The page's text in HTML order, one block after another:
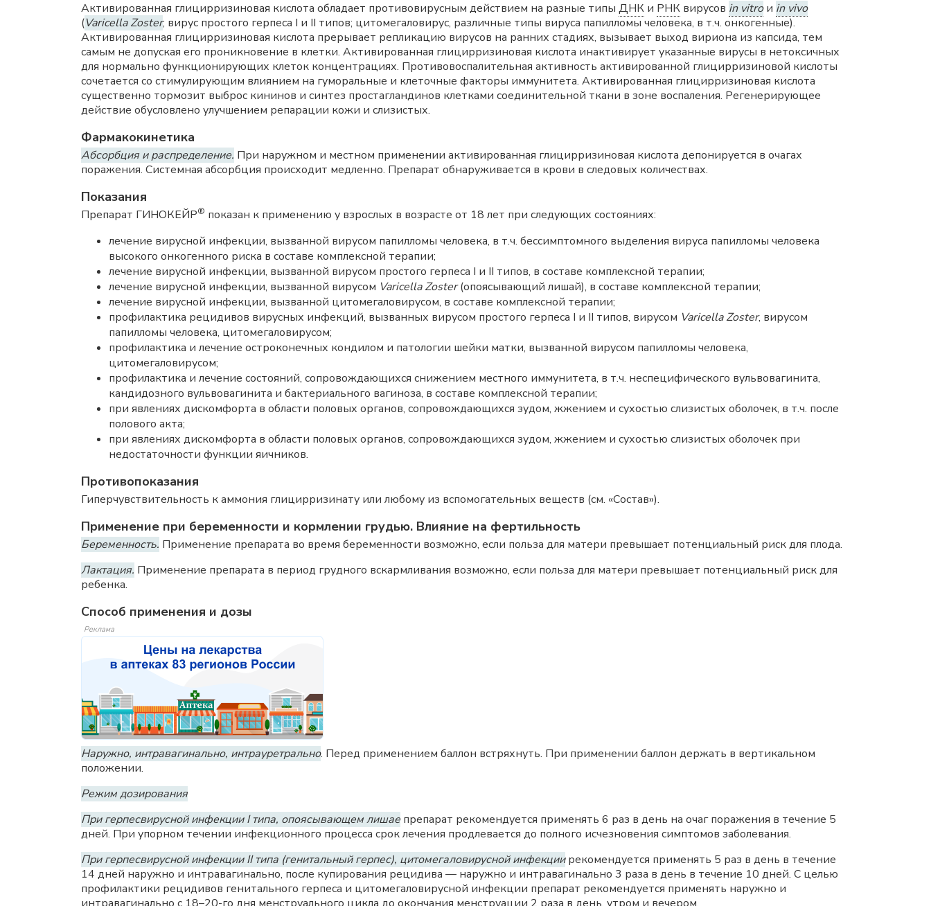
Активированная глицирризиновая кислота обладает противовирусным действием на разные типы ДНК и РНК вирусов in vitroи in vivo
(Varicella Zoster; вирус простого герпеса I и II типов; цитомегаловирус, различные типы вируса папилломы человека, в т.ч. онкогенные).
Активированная глицирризиновая кислота прерывает репликацию вирусов на ранних стадиях, вызывает выход вириона из капсида, тем
самым не допуская его проникновение в клетки. Активированная глицирризиновая кислота инактивирует указанные вирусы в нетоксичных
для нормально функционирующих клеток концентрациях. Противовоспалительная активность активированной глицирризиновой кислоты
сочетается со стимулирующим влиянием на гуморальные и клеточные факторы иммунитета. Активированная глицирризиновая кислота
существенно тормозит выброс кининов и синтез простагландинов клетками соединительной ткани в зоне воспаления. Регенерирующее
действие обусловлено улучшением репарации кожи и слизистых.
Фармакокинетика
Абсорбция и распределение. При наружном и местном применении активированная глицирризиновая кислота депонируется в очагах
поражения. Системная абсорбция происходит медленно. Препарат обнаруживается в крови в следовых количествах.
Показания
Препарат ГИНОКЕЙР® показан к применению у взрослых в возрасте от 18 лет при следующих состояниях:
лечение вирусной инфекции, вызванной вирусом папилломы человека, в т.ч. бессимптомного выделения вируса папилломы человека
высокого онкогенного риска в составе комплексной терапии;
лечение вирусной инфекции, вызванной вирусом простого герпеса I и II типов, в составе комплексной терапии;
лечение вирусной инфекции, вызванной вирусом Varicella Zoster(опоясывающий лишай), в составе комплексной терапии;
лечение вирусной инфекции, вызванной цитомегаловирусом, в составе комплексной терапии;
профилактика рецидивов вирусных инфекций, вызванных вирусом простого герпеса I и II типов, вирусом Varicella Zoster, вирусом
папилломы человека, цитомегаловирусом;
профилактика и лечение остроконечных кондилом и патологии шейки матки, вызванной вирусом папилломы человека,
цитомегаловирусом;
профилактика и лечение состояний, сопровождающихся снижением местного иммунитета, в т.ч. неспецифического вульвовагинита,
кандидозного вульвовагинита и бактериального вагиноза, в составе комплексной терапии;
при явлениях дискомфорта в области половых органов, сопровождающихся зудом, жжением и сухостью слизистых оболочек, в т.ч. после
полового акта;
при явлениях дискомфорта в области половых органов, сопровождающихся зудом, жжением и сухостью слизистых оболочек при
недостаточности функции яичников.
Противопоказания
Гиперчувствительность к аммония глицирризинату или любому из вспомогательных веществ (см. «Состав»).
Применение при беременности и кормлении грудью. Влияние на фертильность
Беременность. Применение препарата во время беременности возможно, если польза для матери превышает потенциальный риск для плода.
Лактация. Применение препарата в период грудного вскармливания возможно, если польза для матери превышает потенциальный риск для
ребенка.
Способ применения и дозы
Реклама
Наружно, интравагинально, интрауретрально. Перед применением баллон встряхнуть. При применении баллон держать в вертикальном
положении.
Режим дозирования
При герпесвирусной инфекции I типа, опоясывающем лишае препарат рекомендуется применять 6 раз в день на очаг поражения в течение 5
дней. При упорном течении инфекционного процесса срок лечения продлевается до полного исчезновения симптомов заболевания.
При герпесвирусной инфекции II типа (генитальный герпес), цитомегаловирусной инфекциирекомендуется применять 5 раз в день в течение
14 дней наружно и интравагинально, после купирования рецидива — наружно и интравагинально 3 раза в день в течение 10 дней. С целью
профилактики рецидивов генитального герпеса и цитомегаловирусной инфекции препарат рекомендуется применять наружно и